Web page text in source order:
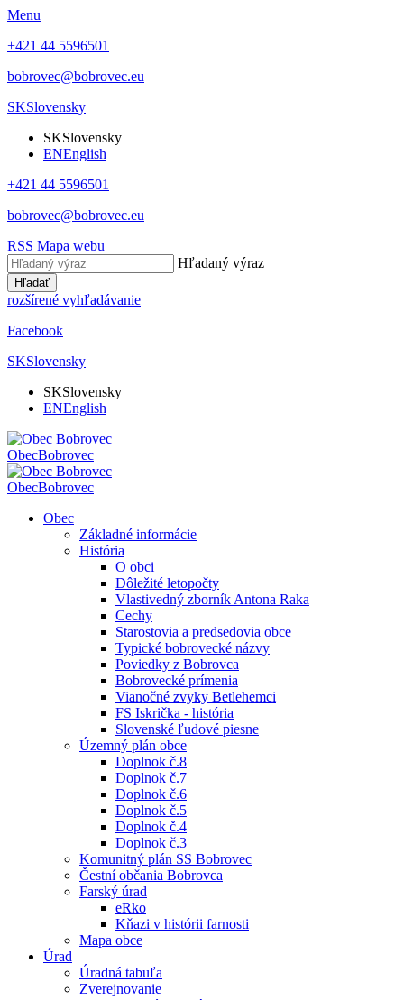
Menu
+421 44 5596501
bobrovec@bobrovec.eu
SKSlovensky
SKSlovensky
ENEnglish
+421 44 5596501
bobrovec@bobrovec.eu
RSS Mapa webu
Hľadaný výraz
Hľadať
rozšírené vyhľadávanie
Facebook
SKSlovensky
SKSlovensky
ENEnglish
ObecBobrovec
ObecBobrovec
Obec
Základné informácie
História
O obci
Dôležité letopočty
Vlastivedný zborník Antona Raka
Cechy
Starostovia a predsedovia obce
Typické bobrovecké názvy
Poviedky z Bobrovca
Bobrovecké prímenia
Vianočné zvyky Betlehemci
FS Iskrička - história
Slovenské ľudové piesne
Územný plán obce
Doplnok č.8
Doplnok č.7
Doplnok č.6
Doplnok č.5
Doplnok č.4
Doplnok č.3
Komunitný plán SS Bobrovec
Čestní občania Bobrovca
Farský úrad
eRko
Kňazi v histórii farnosti
Mapa obce
Úrad
Úradná tabuľa
Zverejnovanie